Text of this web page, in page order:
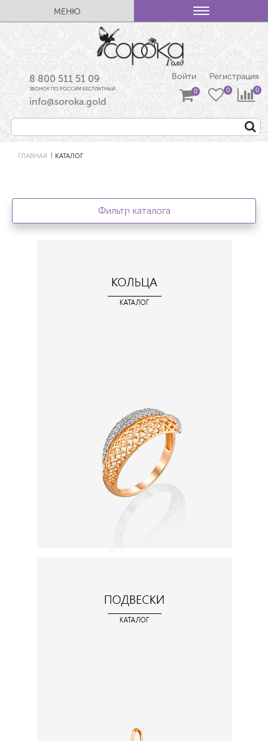
МЕНЮ
8 800 511 51 09
ЗВОНОК ПО РОССИИ БЕСПЛАТНЫЙ
info@soroka.gold
Войти Регистрация
ГЛАВНАЯ КАТАЛОГ
Фильтр каталога